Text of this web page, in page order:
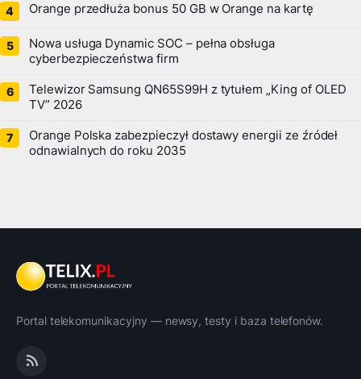
Orange przedłuża bonus 50 GB w Orange na kartę
Nowa usługa Dynamic SOC – pełna obsługa
cyberbezpieczeństwa firm
Telewizor Samsung QN65S99H z tytułem „King of OLED
TV” 2026
Orange Polska zabezpieczył dostawy energii ze źródeł
odnawialnych do roku 2035
Portal telekomunikacyjny — newsy, testy i baza telefonów.